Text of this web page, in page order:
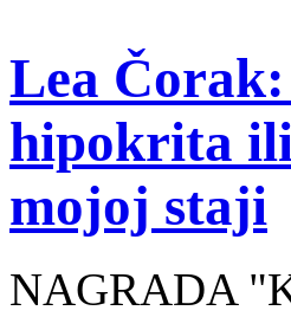
Lea
hipokrita ili
mojoj staji
NAGRADA